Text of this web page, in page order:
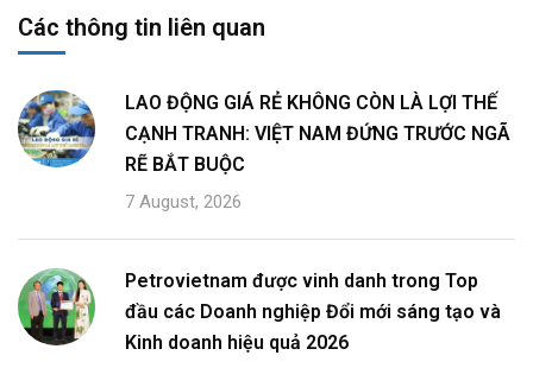
Các thông tin liên quan
LAO ĐỘNG GIÁ RẺ KHÔNG CÒN LÀ LỢI THẾ
CẠNH TRANH: VIỆT NAM ĐỨNG TRƯỚC NGÃ
RẼ BẮT BUỘC
7 August, 2026
Petrovietnam được vinh danh trong Top
đầu các Doanh nghiệp Đổi mới sáng tạo và
Kinh doanh hiệu quả 2026